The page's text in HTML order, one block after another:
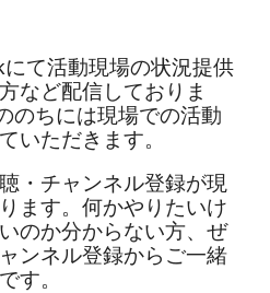
て活動現場の状況提供
など配信しておりま
のちには現場での活動
いただきます。
・チャンネル登録が現
ます。何かやりたいけ
のか分からない方、ぜ
ンネル登録からご一緒
す。